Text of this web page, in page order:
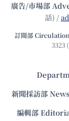
廣告/市場部
話) /
訂閱部
3323
新聞採訪部
編輯部